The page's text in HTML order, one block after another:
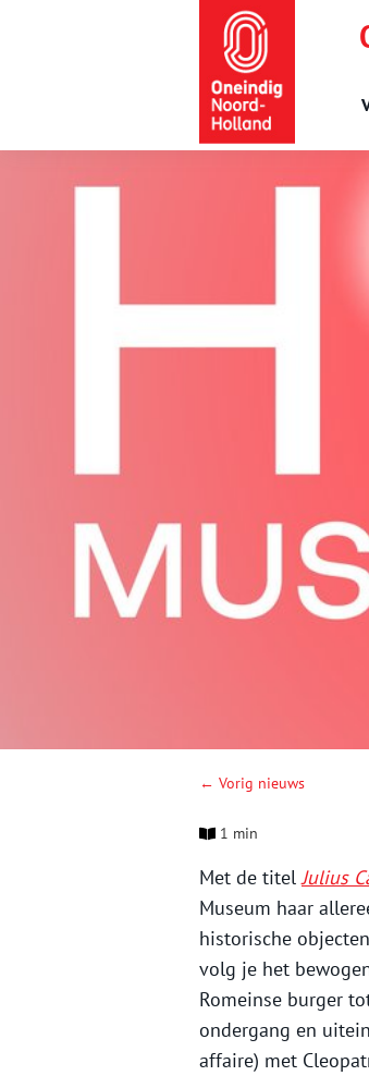
← Vorig nieuws
1 min
Met de titelJulius
Museum haar
historische
volg je het
Romeinse burger
ondergang en
affaire) met